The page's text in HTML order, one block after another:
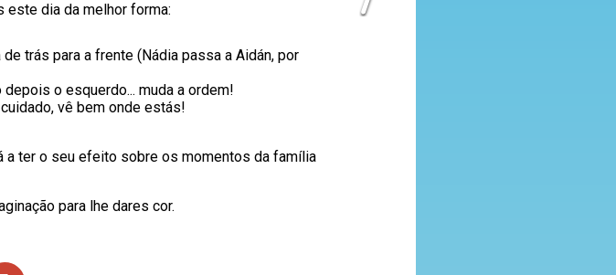
este dia da melhor forma:
trás para a frente (Nádia passa a Aidán, por
o esquerdo... muda a ordem!
vê bem onde estás!
a ter o seu efeito sobre os momentos da família
para lhe dares cor.